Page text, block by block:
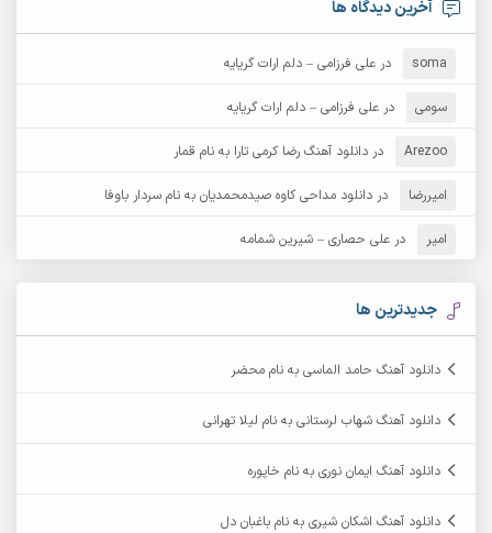
آرش عثمان
آرش مبهم آرش مستشیری
آرش مهرابی آرش نظری
آرشام
آرکاداش
آخرین دیدگاه ها
soma در علی فرزامی – دلم ارات گریایه
سومی در علی فرزامی – دلم ارات گریایه
Arezoo در دانلود آهنگ رضا کرمی تارا به نام قمار
امیررضا در دانلود مداحی کاوه صیدمحمدیان به نام سردار باوفا
امیر در علی حصاری – شیرین شمامه
جدیدترین ها
دانلود آهنگ حامد الماسی به نام محضر
دانلود آهنگ شهاب لرستانی به نام لیلا تهرانی
دانلود آهنگ ایمان نوری به نام خاپوره
دانلود آهنگ اشکان شیری به نام باغبان دل